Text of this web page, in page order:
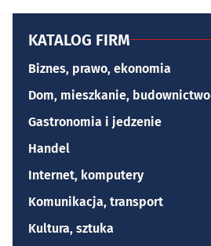
KATALOG FIRM
Biznes, prawo, ekonomia
Dom, mieszkanie, budownictwo
Gastronomia i jedzenie
Handel
Internet, komputery
Komunikacja, transport
Kultura, sztuka